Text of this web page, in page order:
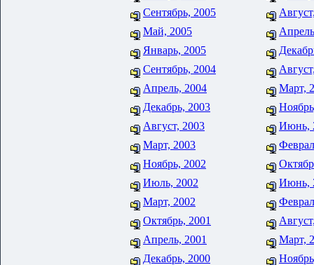
Сентябрь, 2005
Май, 2005
Январь, 2005
Сентябрь, 2004
Апрель, 2004
Март,
Декабрь, 2003
Август, 2003
Июнь,
Март, 2003
Ноябрь, 2002
Июль, 2002
Июнь,
Март, 2002
Октябрь, 2001
Апрель, 2001
Март,
Декабрь, 2000